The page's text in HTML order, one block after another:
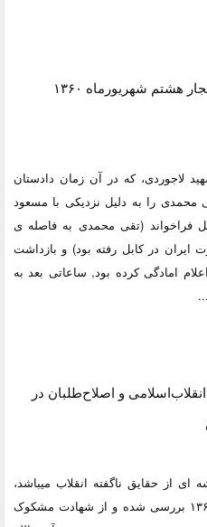
مهم: وقتی«پرونده مسکوت» انفجار هشتم شهریورماه ۱۳۶۰
لاجوردی، که در آن زمان دادستان
محمدی را به دلیل نزدیکی با مسعود
فراخواند (تقی محمدی به فاصله ی
ایران در کابل رفته بود) و بازداشت
امادگی کرده بود, ساعاتی بعد به
و اصلاح‌طلبان در
از حقایق ناگفته انقلاب می­باشد،
پرونده ی انفجار هشتم شهریورماه ۱۳۶۰ بررسی شده و از شهادت مشکوک